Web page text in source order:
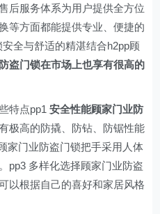
后服务体系为用户提供全方位
等方面都能提供专业、便捷的
全与舒适的精湛结合h2pp顾
盗门锁在市场上也享有很高的
特点pp1 安全性能顾家门业防
极高的防撬、防钻、防锯性能
家门业防盗门锁把手采用人体
pp3 多样化选择顾家门业防盗
以根据自己的喜好和家居风格